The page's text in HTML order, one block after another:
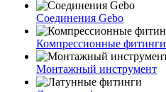
Соединения Gebo
Компрессионные фитинги
Монтажный инструмент